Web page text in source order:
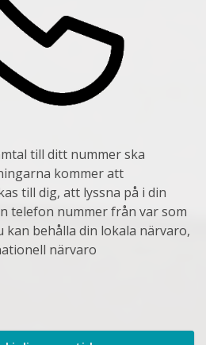
till ditt nummer ska
kommer att
till dig, att lyssna på i din
telefon nummer från var som
kan behålla din lokala närvaro,
närvaro